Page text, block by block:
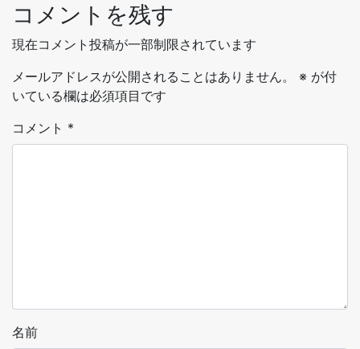
コメントを残す
現在コメント投稿が一部制限されています
メールアドレスが公開されることはありません。
※ が付
いている欄は必須項目です
コメント *
名前